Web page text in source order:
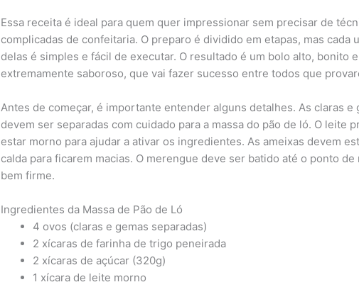
Essa receita é ideal para quem quer impressionar sem precisar de
complicadas de confeitaria. O preparo é dividido em etapas, mas cada
delas é simples e fácil de executar. O resultado é um bolo alto, bonito e
extremamente saboroso, que vai fazer sucesso entre todos que
Antes de começar, é importante entender alguns detalhes. As claras e
devem ser separadas com cuidado para a massa do pão de ló. O leite
estar morno para ajudar a ativar os ingredientes. As ameixas devem
calda para ficarem macias. O merengue deve ser batido até o ponto de
bem firme.
Ingredientes da Massa de Pão de Ló
4 ovos (claras e gemas separadas)
2 xícaras de farinha de trigo peneirada
2 xícaras de açúcar (320g)
1 xícara de leite morno